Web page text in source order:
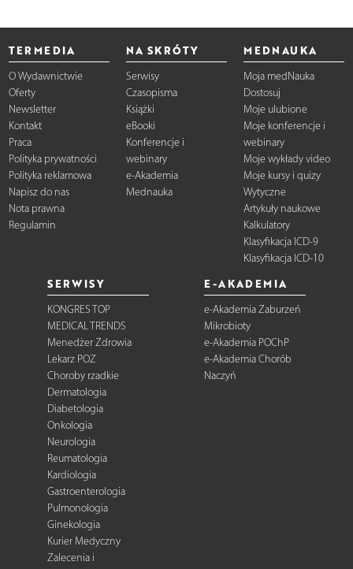
TERMEDIA
O Wydawnictwie
Oferty
Newsletter
Kontakt
Praca
Polityka prywatności
Polityka reklamowa
Napisz do nas
Nota prawna
Regulamin
NA SKRÓTY
Serwisy
Czasopisma
Książki
eBooki
Konferencje i
webinary
e-Akademia
Mednauka
MEDNAUKA
Moja medNauka
Dostosuj
Moje ulubione
Moje konferencje i
webinary
Moje wykłady video
Moje kursy i quizy
Wytyczne
Artykuły naukowe
Kalkulatory
Klasyfikacja ICD-9
Klasyfikacja ICD-10
SERWISY
KONGRES TOP
MEDICAL TRENDS
Menedżer Zdrowia
Lekarz POZ
Choroby rzadkie
Dermatologia
Diabetologia
Onkologia
Neurologia
Reumatologia
Kardiologia
Gastroenterologia
Pulmonologia
Ginekologia
Kurier Medyczny
Zalecenia i
E-AKADEMIA
e-Akademia Zaburzeń
Mikrobioty
e-Akademia POChP
e-Akademia Chorób
Naczyń